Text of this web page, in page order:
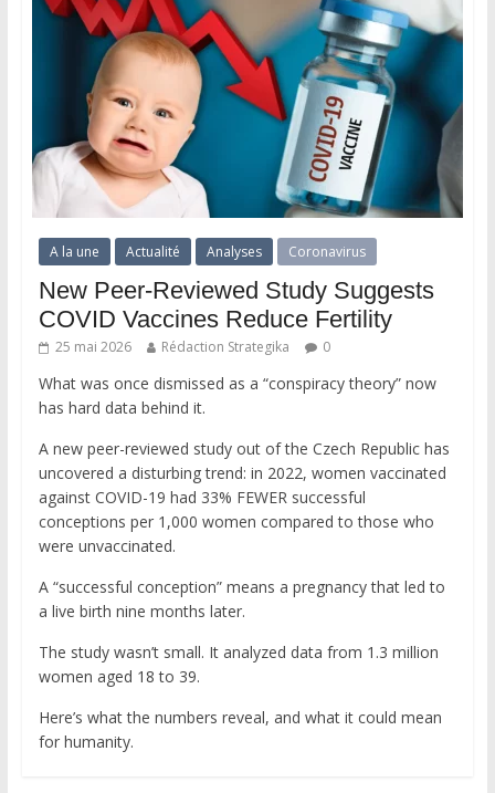
A la une Actualité Analyses Coronavirus
New Peer-Reviewed Study Suggests
COVID Vaccines Reduce Fertility
25 mai 2026 Rédaction Strategika 0
What was once dismissed as a “conspiracy theory” now
has hard data behind it.
A new peer-reviewed study out of the Czech Republic has
uncovered a disturbing trend: in 2022, women vaccinated
against COVID-19 had 33% FEWER successful
conceptions per 1,000 women compared to those who
were unvaccinated.
A “successful conception” means a pregnancy that led to
a live birth nine months later.
The study wasn’t small. It analyzed data from 1.3 million
women aged 18 to 39.
Here’s what the numbers reveal, and what it could mean
for humanity.